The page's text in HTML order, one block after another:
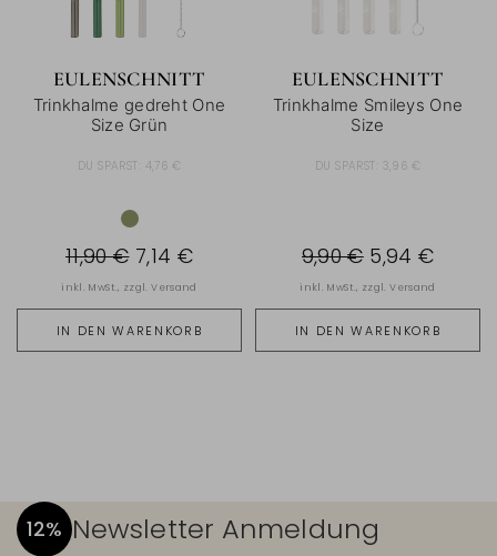
EULENSCHNITT
Trinkhalme gedreht One
Size Grün
DU SPARST: 4,76 €
IN DEN WARENKORB
11,90 € 7,14 €
inkl. MwSt., zzgl.Versand
EULENSCHNITT
Trinkhalme Smileys One
Size
DU SPARST: 3,96 €
IN DEN WARENKORB
9,90 € 5,94 €
inkl. MwSt., zzgl.Versand
12% Newsletter Anmeldung